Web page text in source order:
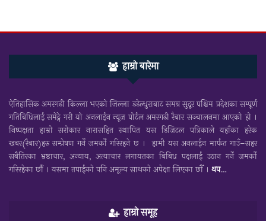
हाम्रो बारेमा
ऐतिहासिक अमरगढी किल्ला भएको जिल्ला डडेल्धुराबाट समग्र सुदूर पश्चिम प्रदेशका सम्पूर्ण
गतिबिधिलाई समेट्ने गरी यो अनलाईन न्यूज पोर्टल अमरगढी रैबार सञ्चालनमा आएको हो ।
निष्पक्षता हाम्रो सरोकार नारासहित स्थापित यस डिजिटल पत्रिकाले यहाँका हरेक
खबर(रैबार)हरु सम्प्रेषण गर्ने जमर्को गरिरहने छ । हामी यस अनलाईन मार्फत गाउँ–सहर
सबैतिरका भ्रष्टाचार, अन्याय, अत्याचार लगायतका बिबिध पक्षलाई उठान गर्ने जमर्को
गरिरहेका छौँ । यसमा तपाईकाे पनि अमूल्य साथकाे अपेक्षा लिएका छाैँ । थप…
हाम्रो समूह